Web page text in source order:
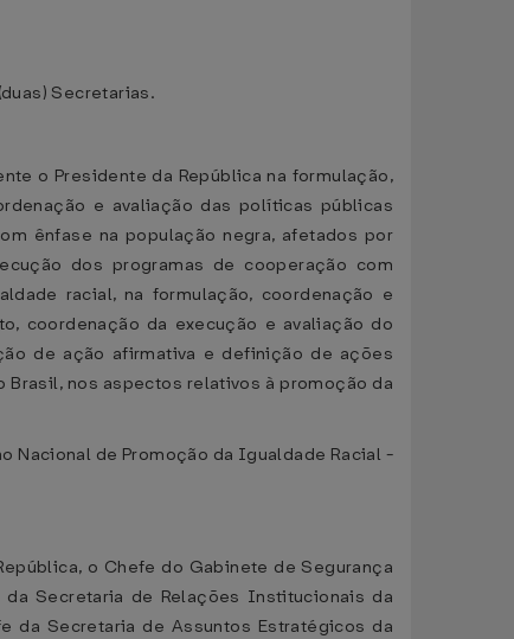
Secretarias.
o Presidente da República na formulação,
e avaliação das políticas públicas
ênfase na população negra, afetados por
dos programas de cooperação com
racial, na formulação, coordenação e
coordenação da execução e avaliação do
de ação afirmativa e definição de ações
nos aspectos relativos à promoção da
Nacional de Promoção da Igualdade Racial -
o Chefe do Gabinete de Segurança
Secretaria de Relações Institucionais da
da Secretaria de Assuntos Estratégicos da